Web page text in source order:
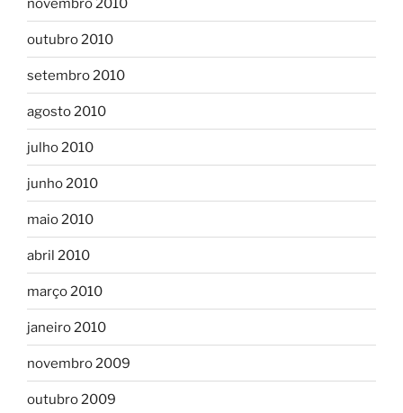
outubro 2010
setembro 2010
agosto 2010
julho 2010
junho 2010
maio 2010
abril 2010
março 2010
janeiro 2010
novembro 2009
outubro 2009